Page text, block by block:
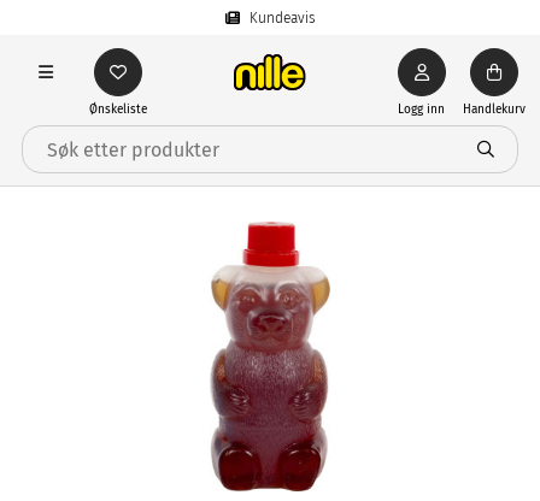
Kundeavis
Ønskeliste Logg inn Handlekurv